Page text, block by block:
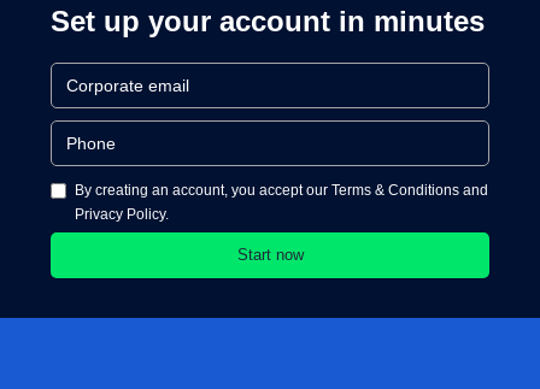
Set up your account in minutes
By creating an account, you accept our Terms & Conditions and
Privacy Policy.